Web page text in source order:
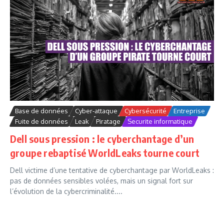
Base de données Cyber-attaque Cybersécurité
Entreprise
Fuite de données
Leak Piratage Securite informatique
Dell sous pression : le cyberchantage d’un
groupe rebaptisé WorldLeaks tourne court
Dell victime d’une tentative de cyberchantage par WorldLeaks :
pas de données sensibles volées, mais un signal fort sur
l’évolution de la cybercriminalité....